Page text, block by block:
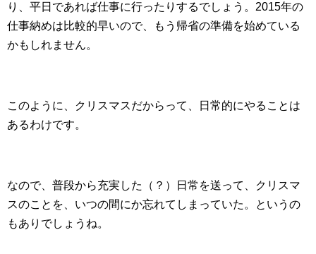
り、平日であれば仕事に行ったりするでしょう。2015年の
仕事納めは比較的早いので、もう帰省の準備を始めている
かもしれません。
このように、クリスマスだからって、日常的にやることは
あるわけです。
なので、普段から充実した（？）日常を送って、クリスマ
スのことを、いつの間にか忘れてしまっていた。というの
もありでしょうね。